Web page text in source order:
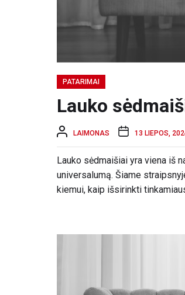
PATARIMAI
Lauko
LAIMONAS 13 LIEPOS,
Lauko sėdmaišiai yra viena iš
universalumą. Šiame
kiemui, kaip išsirinkti